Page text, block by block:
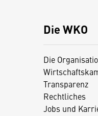
Die WKO
Die
Transparenz
Rechtliches
Jobs und